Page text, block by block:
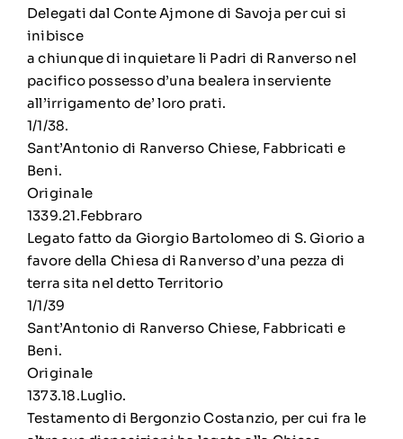
Delegati dal Conte Ajmone di Savoja per cui si
inibisce
a chiunque di inquietare li Padri di Ranverso nel
pacifico possesso d’una bealera inserviente
all’irrigamento de’ loro prati.
1/1/38.
Sant’Antonio di Ranverso Chiese, Fabbricati e
Beni.
Originale
1339.21.Febbraro
Legato fatto da Giorgio Bartolomeo di S. Giorio a
favore della Chiesa di Ranverso d’una pezza di
terra sita nel detto Territorio
1/1/39
Sant’Antonio di Ranverso Chiese, Fabbricati e
Beni.
Originale
1373.18.Luglio.
Testamento di Bergonzio Costanzio, per cui fra le